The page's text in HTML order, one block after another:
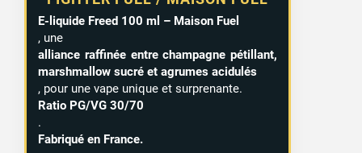
E-liquide Freed 100 ml – Maison Fuel
, une
alliance raffinée entre champagne pétillant,
marshmallow sucré et agrumes acidulés
, pour une vape unique et surprenante.
Ratio PG/VG 30/70
.
Fabriqué en France.